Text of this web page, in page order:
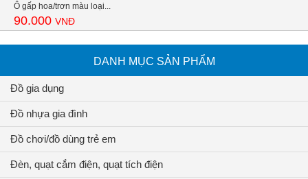
Ô gấp hoa/trơn màu loại...
90.000 VNĐ
DANH MỤC SẢN PHẨM
Đồ gia dụng
Đồ nhựa gia đình
Đồ chơi/đồ dùng trẻ em
Đèn, quạt cắm điện, quạt tích điện